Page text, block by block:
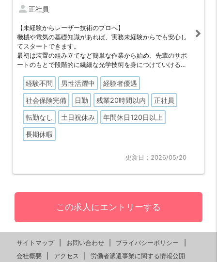
person正社員
【未経験からレーザー技術のプロへ】
機械や電気の基礎知識があれば、実務未経験からでも安心し
てスタートできます。
最初は装置の組み立てなど簡単な作業から始め、先輩のサポ
ートのもとで段階的に繊細な光学技術を身につけていける環
【夜間・土日の呼び出し一切なし！】
保守業務を伴いますが、夜間や休日の突発的な呼び出しは一
切ありません。
オンとオフのメリハリがはっきりしているため、プライベー
トの時間を大切にしながら落ち着いて技術を磨けます。
経験不問 男性活躍中 経験者優遇
社会保険完備 日勤 残業20時間以内 正社員
転勤なし 土日祝休み 年間休日120日以上
長期休暇
更新日：2026/05/20
この求人にエントリーする
サイトマップ お問い合わせ
プライバシーポリシー
会社概要
アクセス 労働者派遣事業に関する情報公開